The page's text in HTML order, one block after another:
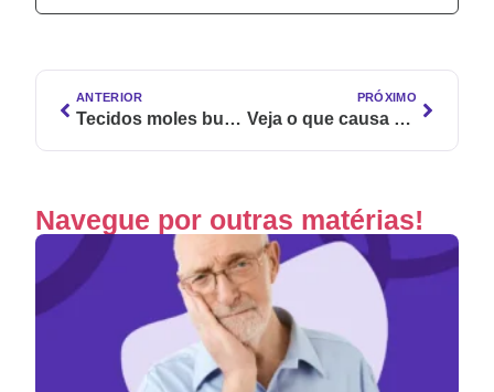
ANTERIOR
Tecidos moles bucais: entenda por que indicar a Linha Soft Tissue aos seus pacientes
PRÓXIMO
Veja o que causa mancha nos dentes e o que fazer para tratar e prevenir
Navegue por outras matérias!